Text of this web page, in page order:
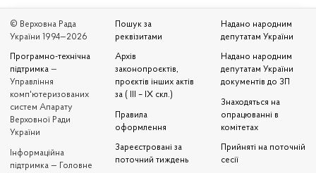
© Верховна Рада
України 1994—2026
Програмно-технічна
підтримка —
Управління
комп'ютеризованих
систем Апарату
Верховної Ради
України
Iнформаційна
підтримка — Головне
Пошук за
реквізитами
Архів
законопроєктів,
проєктів інших актів
за ( III – IX скл.)
Правила
оформлення
Зареєстровані за
поточний тиждень
Надано народним
депутатам України
Надано народним
депутатам України
документів до ЗП
Знаходяться на
опрацюванні в
комітетах
Прийняті на поточній
сесії